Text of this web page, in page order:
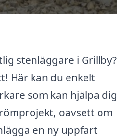
stenläggare i Grillby?
Här kan du enkelt
som kan hjälpa dig
oavsett om
en ny uppfart